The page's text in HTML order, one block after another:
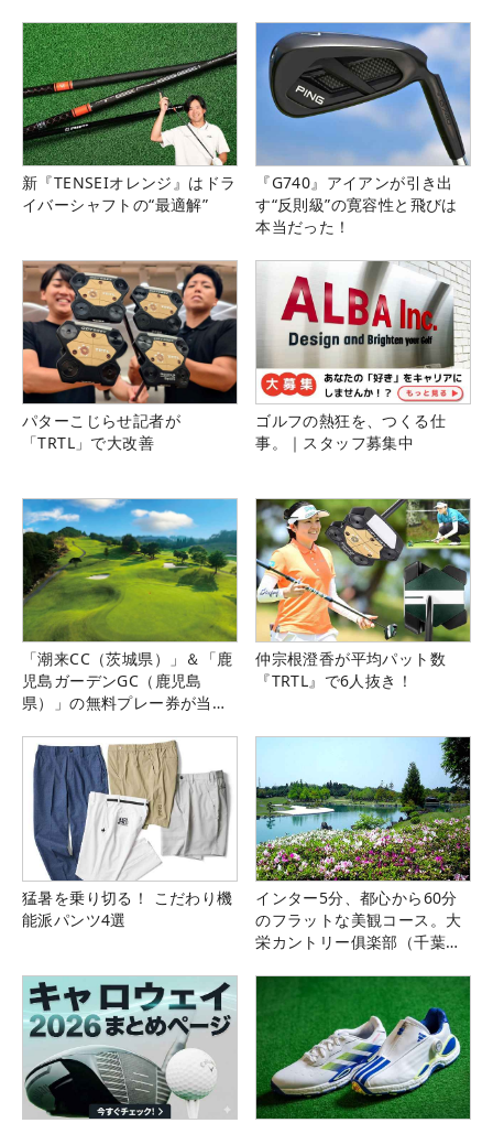
新『TENSEIオレンジ』はドラ
イバーシャフトの“最適解”
『G740』アイアンが引き出
す“反則級”の寛容性と飛びは
本当だった！
パターこじらせ記者が
「TRTL」で大改善
ゴルフの熱狂を、つくる仕
事。｜スタッフ募集中
「潮来CC（茨城県）」＆「鹿
児島ガーデンGC（鹿児島
県）」の無料プレー券が当た
仲宗根澄香が平均パット数
『TRTL』で6人抜き！
猛暑を乗り切る！ こだわり機
能派パンツ4選
インター5分、都心から60分
のフラットな美観コース。大
栄カントリー俱楽部（千葉